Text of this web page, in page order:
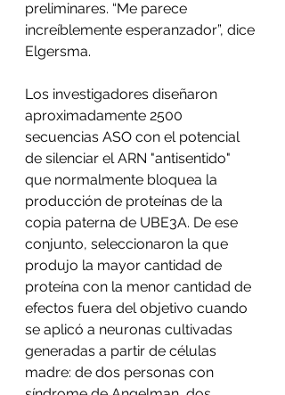
preliminares. “Me parece
increíblemente esperanzador”, dice
Elgersma.
Los investigadores diseñaron
aproximadamente 2500
secuencias ASO con el potencial
de silenciar el ARN "antisentido"
que normalmente bloquea la
producción de proteínas de la
copia paterna de UBE3A. De ese
conjunto, seleccionaron la que
produjo la mayor cantidad de
proteína con la menor cantidad de
efectos fuera del objetivo cuando
se aplicó a neuronas cultivadas
generadas a partir de células
madre: de dos personas con